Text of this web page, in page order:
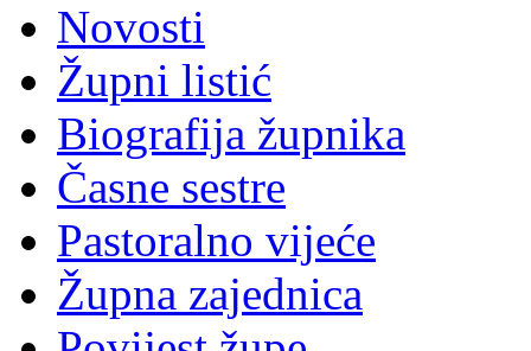
Novosti
Župni listić
Biografija župnika
Časne sestre
Pastoralno vijeće
Župna zajednica